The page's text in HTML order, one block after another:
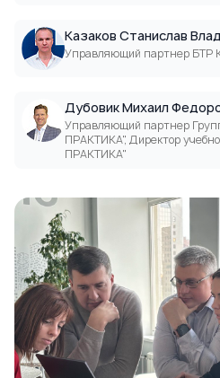
Казаков Станислав
Управляющий
Дубовик Михаил
Управляющий партнер
ПРАКТИКА", Директор
ПРАКТИКА"